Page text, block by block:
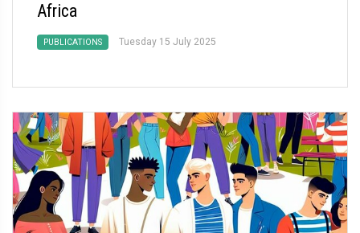
Africa
PUBLICATIONS Tuesday 15 July 2025